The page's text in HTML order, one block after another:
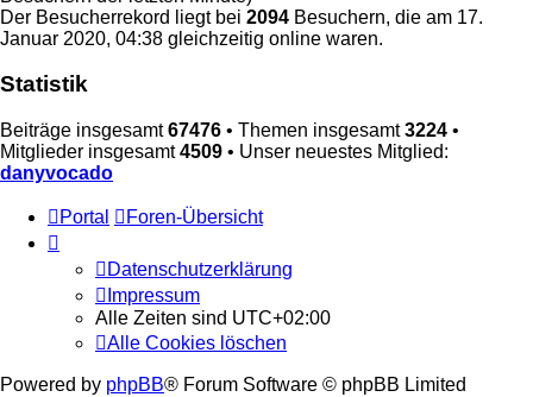
Der Besucherrekord liegt bei 2094 Besuchern, die am 17.
Januar 2020, 04:38 gleichzeitig online waren.
Statistik
Beiträge insgesamt67476 • Themen insgesamt3224 •
Mitglieder insgesamt4509 • Unser neuestes Mitglied:
danyvocado
Portal Foren-Übersicht
Datenschutzerklärung
Impressum
Alle Zeiten sind UTC+02:00
Alle Cookies löschen
Powered by phpBB® Forum Software © phpBB Limited